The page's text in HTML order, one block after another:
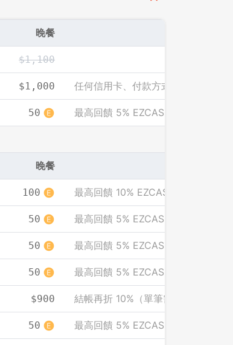
晚餐
$1,100
$1,000 任何信用卡、付款方式皆可享此優惠價
50 最高回饋 5% EZCASH
晚餐
100 最高回饋 10% EZCASH
50 最高回饋 5% EZCASH
50 最高回饋 5% EZCASH
50 最高回饋 5% EZCASH
$900 結帳再折 10%（單筆需滿 2000）
50 最高回饋 5% EZCASH
先不要 確認